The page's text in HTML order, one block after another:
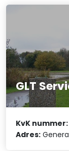
GLT
KvK nummer:
Adres: